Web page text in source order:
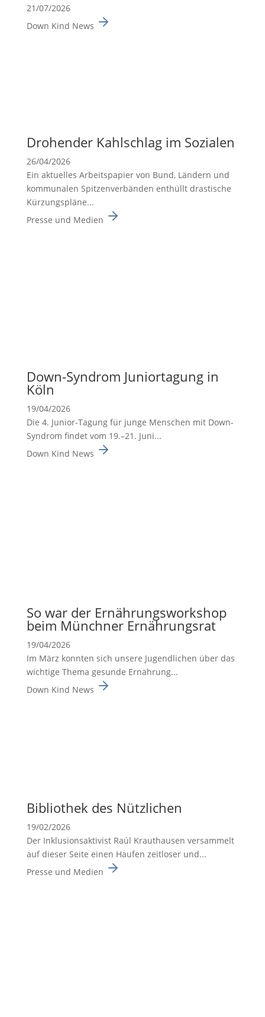
21/07/2026
Down Kind News
Drohender Kahlschlag im Sozialen
26/04/2026
Ein aktuelles Arbeits­pa­pier von Bund, Ländern und
kommu­nalen Spitzen­ver­bänden enthüllt drasti­sche
Kürzungs­pläne...
Presse und Medien
Down-Syndrom Junior­ta­gung in
Köln
19/04/2026
Die 4. Junior-Tagung für junge Menschen mit Down-
Syndrom findet vom 19.–21. Juni...
Down Kind News
So war der Ernäh­rungs­work­shop
beim Münchner Ernäh­rungsrat
19/04/2026
Im März konnten sich unsere Jugend­li­chen über das
wichtige Thema gesunde Ernäh­rung...
Down Kind News
Biblio­thek des Nützli­chen
19/02/2026
Der Inklusionsaktivist Raúl Krauthausen versammelt
auf dieser Seite einen Haufen zeitloser und...
Presse und Medien